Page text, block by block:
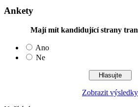
Ankety
Mají mít kandidující strany
Ano
Ne
Zobrazit výsledky